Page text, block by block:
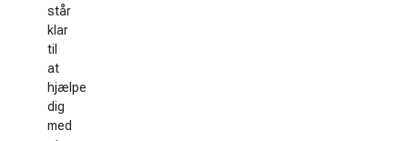
står
klar
til
at
hjælpe
dig
med